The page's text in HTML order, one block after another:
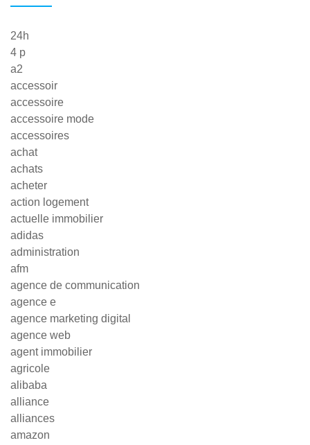
24h
4 p
a2
accessoir
accessoire
accessoire mode
accessoires
achat
achats
acheter
action logement
actuelle immobilier
adidas
administration
afm
agence de communication
agence e
agence marketing digital
agence web
agent immobilier
agricole
alibaba
alliance
alliances
amazon